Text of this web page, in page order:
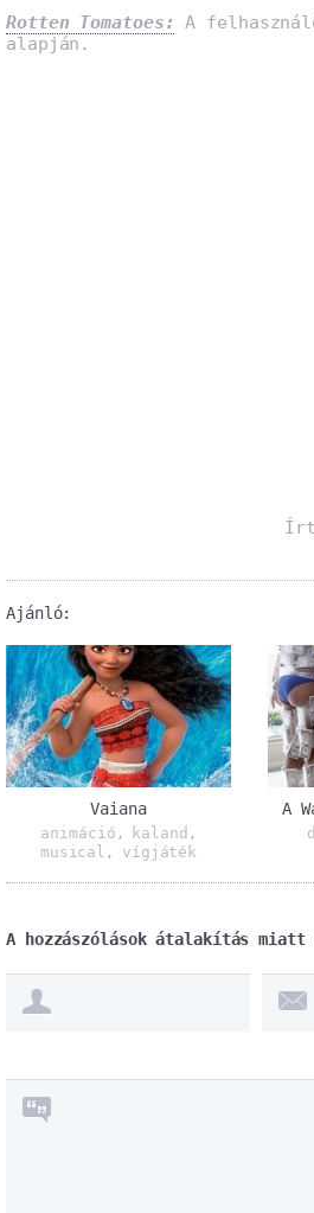
Rotten Tomatoes:
A
alapján.
Ajánló:
Vaiana
animáció , kaland ,
musical , vígjáték
A
A hozzászólások átalakítás miatt